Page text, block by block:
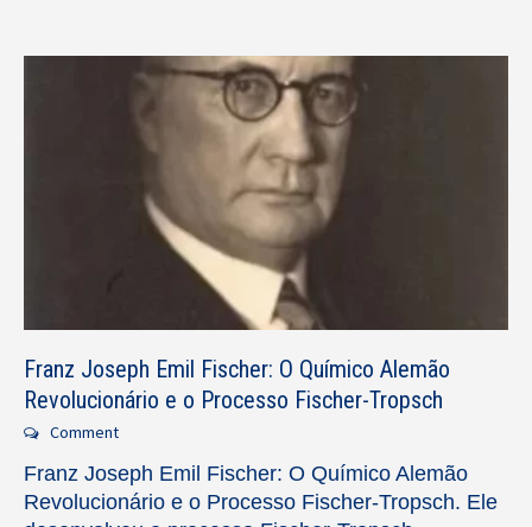
Franz Joseph Emil Fischer: O Químico Alemão
Revolucionário e o Processo Fischer-Tropsch
Comment
Franz Joseph Emil Fischer: O Químico Alemão
Revolucionário e o Processo Fischer-Tropsch. Ele